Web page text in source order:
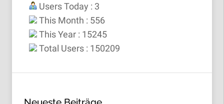
Users Today : 3
This Month : 556
This Year : 15245
Total Users : 150209